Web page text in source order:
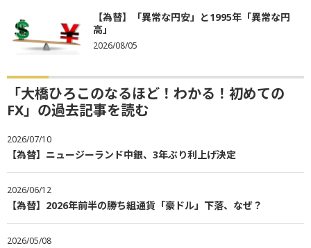
【為替】「異常な円安」と1995年「異常な円
高」
2026/08/05
「大橋ひろこのなるほど！わかる！初めての
FX」の過去記事を読む
2026/07/10
【為替】ニュージーランド中銀、3年ぶり利上げ決定
2026/06/12
【為替】2026年前半の勝ち組通貨「豪ドル」下落、なぜ？
2026/05/08